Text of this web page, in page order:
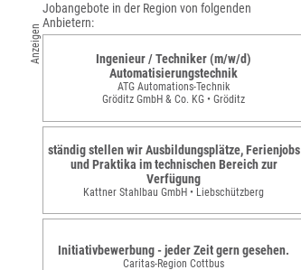
Anzeigen
Jobangebote in der Region von folgenden
Anbietern:
Ingenieur / Techniker (m/w/d)
Automatisierungstechnik
ATG Automations-Technik
Gröditz GmbH & Co. KG • Gröditz
ständig stellen wir Ausbildungsplätze, Ferienjobs
und Praktika im technischen Bereich zur
Verfügung
Kattner Stahlbau GmbH • Liebschützberg
Initiativbewerbung - jeder Zeit gern gesehen.
Caritas-Region Cottbus